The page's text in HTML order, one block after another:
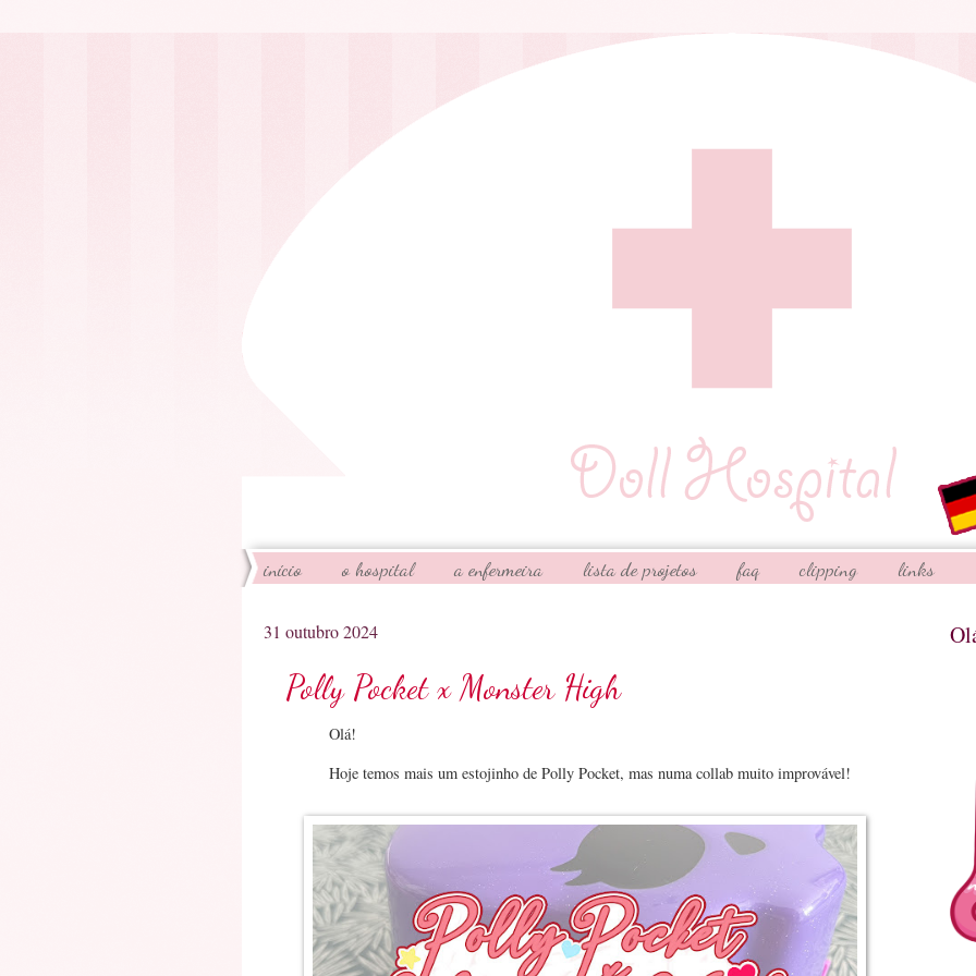
início o hospital a enfermeira lista de projetos faq clipping links
31 outubro 2024
Polly Pocket x Monster High
Olá!
Hoje temos mais um estojinho de Polly Pocket, mas numa collab muito improvável!